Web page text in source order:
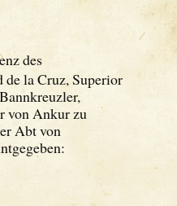
des
la Cruz, Superior
von Ankur zu
Abt von